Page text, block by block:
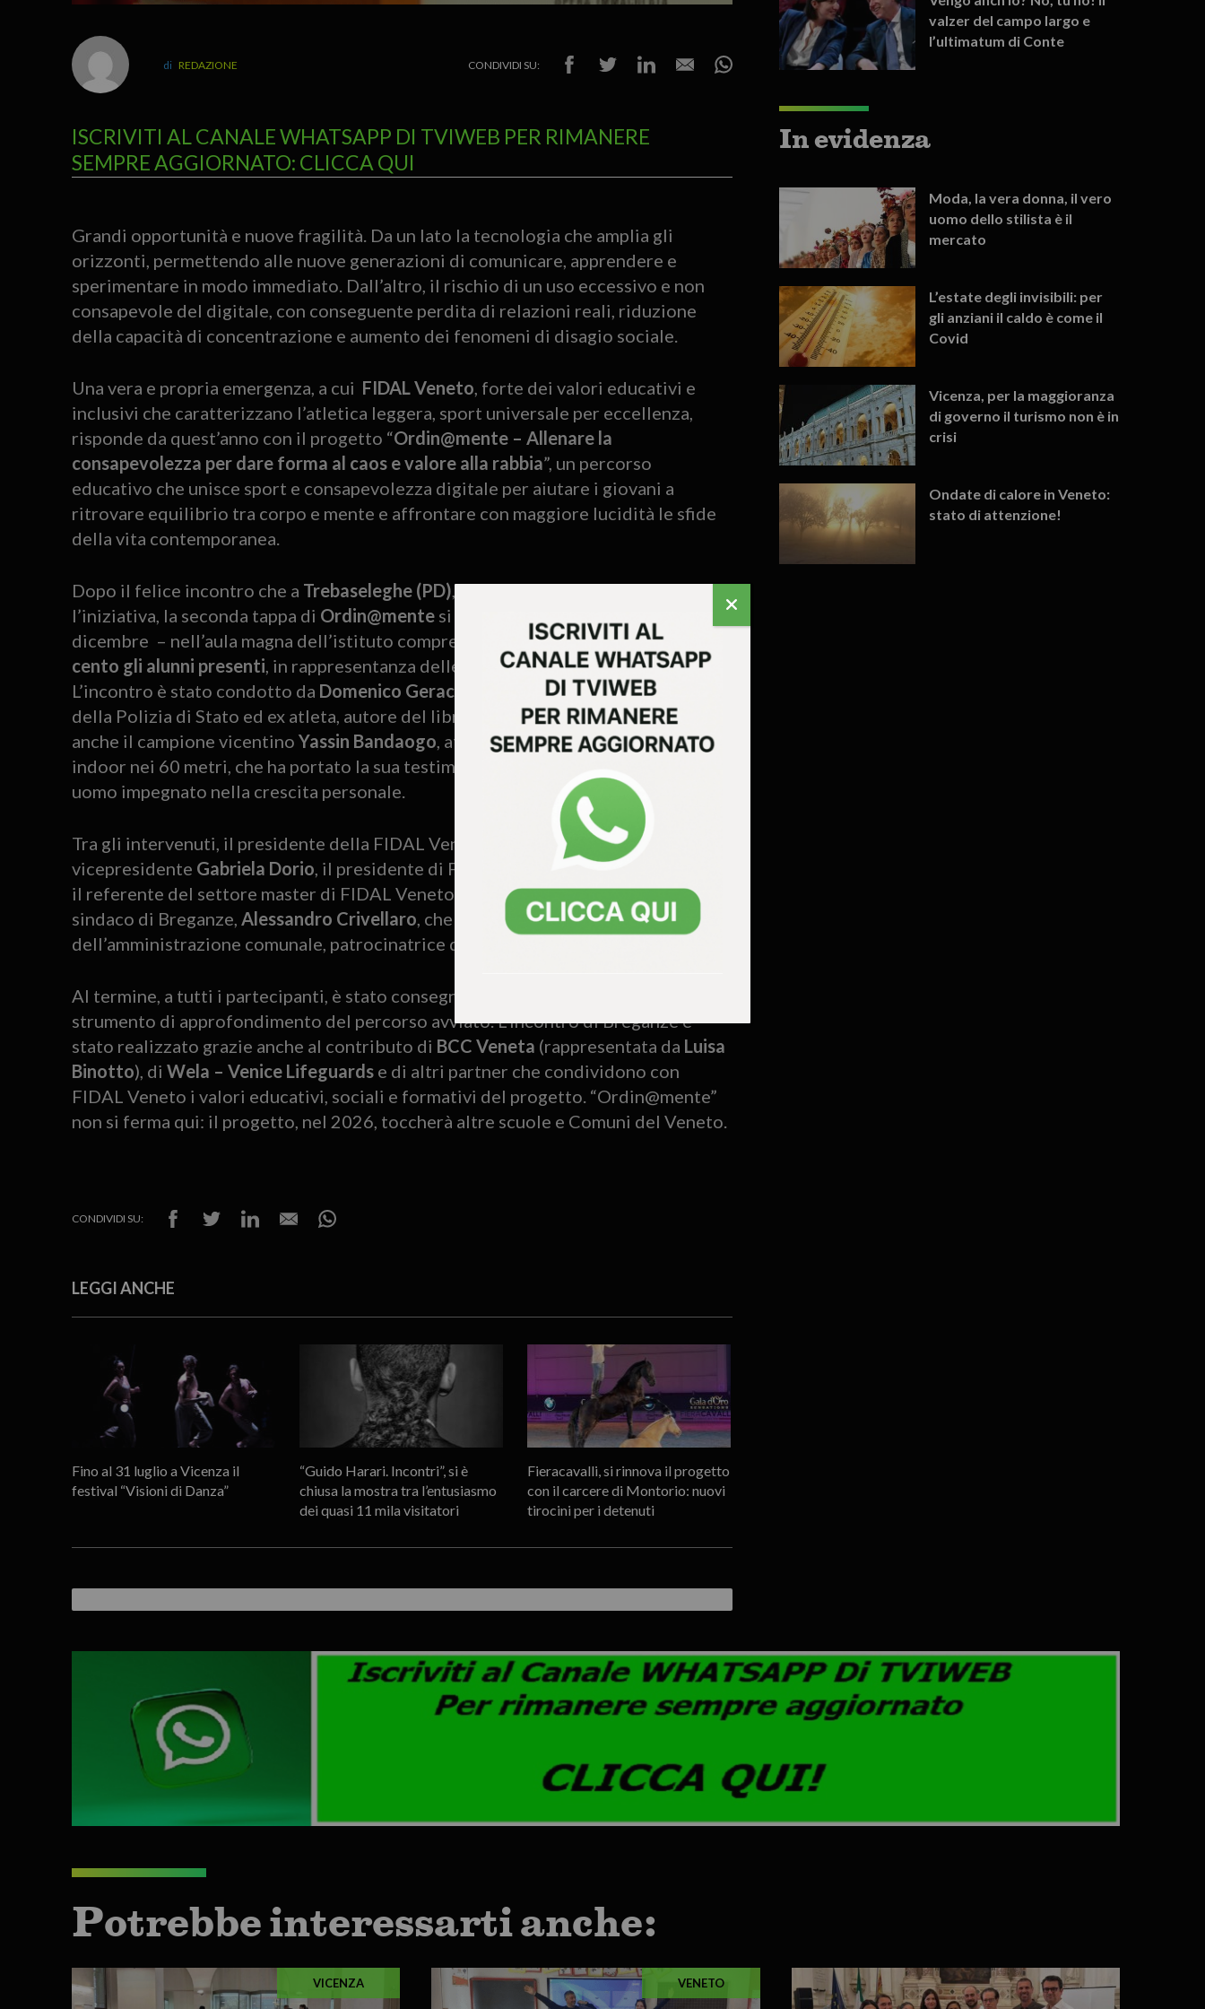
REDAZIONE CONDIVIDI SU:
ISCRIVITI AL CANALE WHATSAPP DI TVIWEB PER RIMANERE
SEMPRE AGGIORNATO: CLICCA QUI
Grandi opportunità e nuove fragilità. Da un lato la tecnologia che amplia gli
orizzonti, permettendo alle nuove generazioni di comunicare, apprendere e
sperimentare in modo immediato. Dall’altro, il rischio di un uso eccessivo e non
consapevole del digitale, con conseguente perdita di relazioni reali, riduzione
della capacità di concentrazione e aumento dei fenomeni di disagio sociale.
Una vera e propria emergenza, a cui FIDAL Veneto, forte dei valori educativi e
inclusivi che caratterizzano l’atletica leggera, sport universale per eccellenza,
risponde da quest’anno con il progetto “Ordin@mente – Allenare la
consapevolezza per dare forma al caos e valore alla rabbia”, un percorso
educativo che unisce sport e consapevolezza digitale per aiutare i giovani a
ritrovare equilibrio tra corpo e mente e affrontare con maggiore lucidità le sfide
della vita contemporanea.
Dopo il felice incontro che a Trebaseleghe (PD), a fine ottobre, ha inaugurato
l’iniziativa, la seconda tappa di Ordin@mente si è svolta ieri – mercoledì 10
dicembre – nell’aula magna dell’istituto comprensivo
Laverda – Don Milani
cento gli alunni presenti, in rappresentanza delle classi terze della scuola media.
L’incontro è stato condotto da Domenico Geracitano
, scrittore, sovrintendente
della Polizia di Stato ed ex atleta, autore del libro
“Ordin@mente”. Coinvolto
anche il campione vicentino Yassin Bandaogo, atleta delle Fiamme Oro, tricolore
indoor nei 60 metri, che ha portato la sua testimonianza di atleta d’alto livello e di
uomo impegnato nella crescita personale.
Tra gli intervenuti, il presidente della FIDAL Veneto Sergio Baldo e la
vicepresidente Gabriela Dorio, il presidente di FIDAL Vicenza Renato Crestani
il referente del settore master di FIDAL Veneto
Matteo Pinton. Presente anche il
sindaco di Breganze, Alessandro Crivellaro, che ha portato i saluti
dell’amministrazione comunale, patrocinatrice dell’iniziativa.
Al termine, a tutti i partecipanti, è stato consegnato un libro come ricordo e
strumento di approfondimento del percorso avviato. L’incontro di Breganze è
stato realizzato grazie anche al contributo di BCC Veneta (rappresentata da Luisa
Binotto), di Wela – Venice Lifeguardse di altri partner che condividono con
FIDAL Veneto i valori educativi, sociali e formativi del progetto. “Ordin@mente”
non si ferma qui: il progetto, nel 2026, toccherà altre scuole e Comuni del Veneto.
CONDIVIDI SU:
LEGGI ANCHE
Fino al 31 luglio a Vicenza il
festival “Visioni di Danza”
“Guido Harari. Incontri”, si è
chiusa la mostra tra l’entusiasmo
dei quasi 11 mila visitatori
Fieracavalli, si rinnova il progetto
con il carcere di Montorio: nuovi
tirocini per i detenuti
valzer del campo largo e
l’ultimatum di Conte
In evidenza
Moda, la vera donna, il vero
uomo dello stilista è il
mercato
L’estate degli invisibili: per
gli anziani il caldo è come il
Covid
Vicenza, per la maggioranza
di governo il turismo non è in
crisi
Ondate di calore in Veneto:
stato di attenzione!
Potrebbe interessarti anche:
VICENZA VENETO